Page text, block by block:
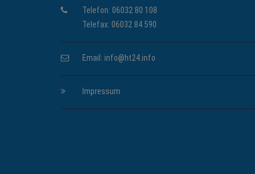
Telefon: 06032 80 108
Telefax: 06032 84 590
Email: info@ht24.info
Impressum